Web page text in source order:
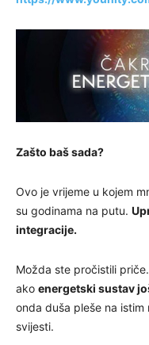
Zašto baš sada?
Ovo je vrijeme u kojem
su godinama na putu.
integracije.
Možda ste pročistili
ako energetski sustav
onda duša pleše na
svijesti.